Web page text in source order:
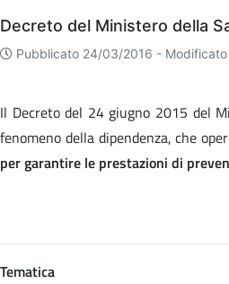
Archivio
Decreto del Ministero della
Pubblicato 24/03/2016 -
Il Decreto del 24 giugno 2015 del
fenomeno della dipendenza, che
per garantire le prestazioni di
Tematica